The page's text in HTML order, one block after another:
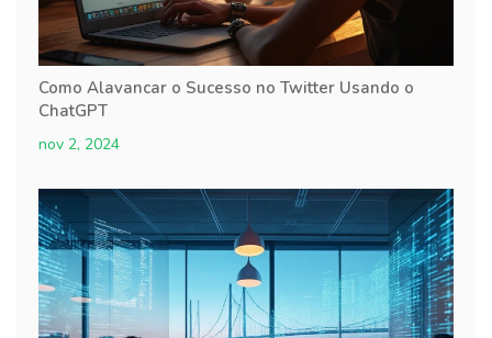
Como Alavancar o Sucesso no Twitter Usando o
ChatGPT
nov 2, 2024